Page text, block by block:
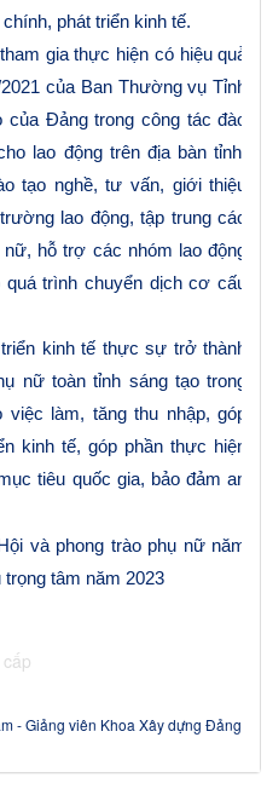
phát triển kinh tế.
gia thực hiện có hiệu quả
của Ban Thường vụ Tỉnh
Đảng trong công tác đào
lao động trên địa bàn tỉnh.
tạo nghề, tư vấn, giới thiệu
lao động, tập trung các
hỗ trợ các nhóm lao động
trình chuyển dịch cơ cấu
kinh tế thực sự trở thành
nữ toàn tỉnh sáng tạo trong
làm, tăng thu nhập, góp
kinh tế, góp phần thực hiện
tiêu quốc gia, bảo đảm an
và phong trào phụ nữ năm
tâm năm 2023
- Giảng viên Khoa Xây dựng Đảng